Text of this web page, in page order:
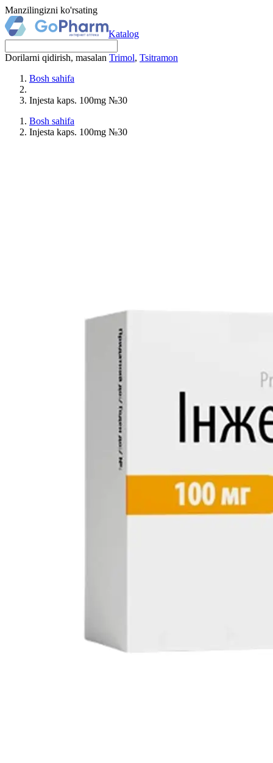
Manzilingizni ko'rsating
Katalog
Dorilarni qidirish, masalan Trimol, Tsitramon
Bosh sahifa
Injesta kaps. 100mg №30
Bosh sahifa
Injesta kaps. 100mg №30